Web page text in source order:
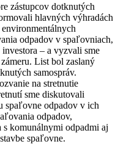
zástupcov dotknutých
hlavných výhradách
odpadov v spaľovniach,
– a vyzvali sme
List bol zaslaný
samospráv.
na stretnutie
sme diskutovali
spaľovne odpadov v ich
odpadov,
s komunálnymi odpadmi aj
spaľovne.